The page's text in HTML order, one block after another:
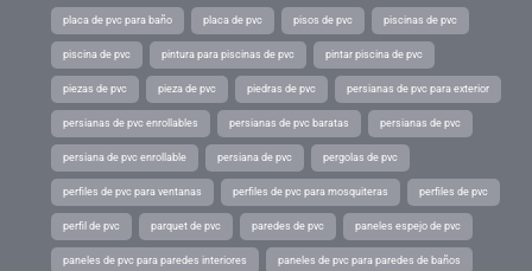
placa de pvc para baño placa de pvc pisos de pvc piscinas de pvc
piscina de pvc pintura para piscinas de pvc pintar piscina de pvc
piezas de pvc pieza de pvc piedras de pvc persianas de pvc para exterior
persianas de pvc enrollables persianas de pvc baratas persianas de pvc
persiana de pvc enrollable persiana de pvc pergolas de pvc
perfiles de pvc para ventanas perfiles de pvc para mosquiteras perfiles de pvc
perfil de pvc parquet de pvc paredes de pvc paneles espejo de pvc
paneles de pvc para paredes interiores paneles de pvc para paredes de baños